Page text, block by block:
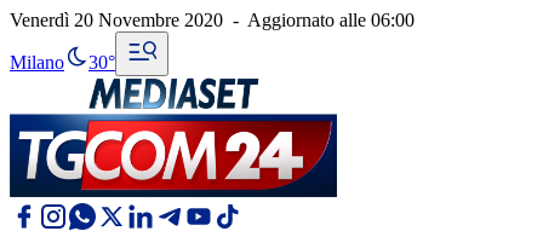
Venerdì 20 Novembre 2020 - Aggiornato alle 06:00
Milano 30°